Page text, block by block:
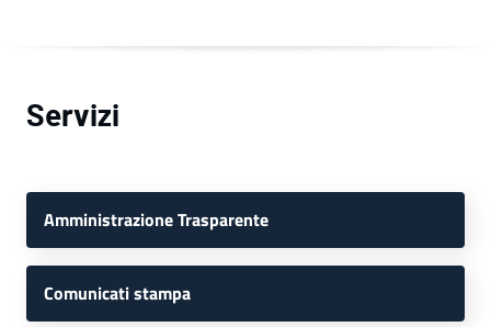
Servizi
Amministrazione Trasparente
Comunicati stampa